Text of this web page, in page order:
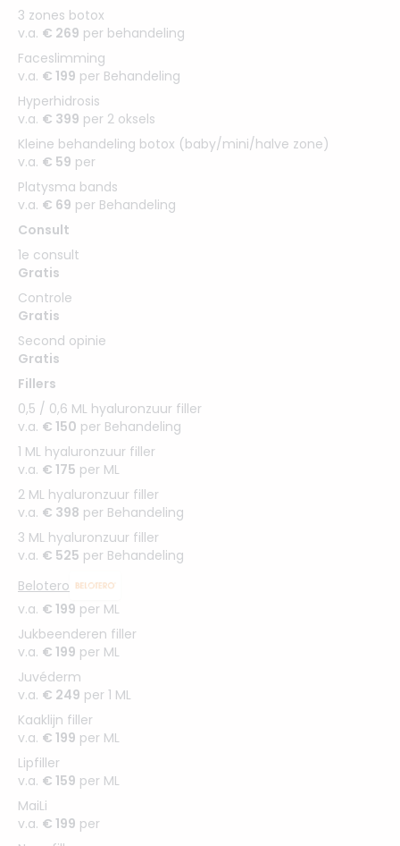
3 zones botox
v.a. € 269 per behandeling
Faceslimming
v.a. € 199 per Behandeling
Hyperhidrosis
v.a. € 399 per 2 oksels
Kleine behandeling botox (baby/mini/halve zone)
v.a. € 59 per
Platysma bands
v.a. € 69 per Behandeling
Consult
1e consult
Gratis
Controle
Gratis
Second opinie
Gratis
Fillers
0,5 / 0,6 ML hyaluronzuur filler
v.a. € 150 per Behandeling
1 ML hyaluronzuur filler
v.a. € 175 per ML
2 ML hyaluronzuur filler
v.a. € 398 per Behandeling
3 ML hyaluronzuur filler
v.a. € 525 per Behandeling
Belotero
v.a. € 199 per ML
Jukbeenderen filler
v.a. € 199 per ML
Juvéderm
v.a. € 249 per 1 ML
Kaaklijn filler
v.a. € 199 per ML
Lipfiller
v.a. € 159 per ML
MaiLi
v.a. € 199 per